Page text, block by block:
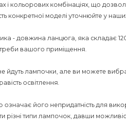
і кольорових комбінаціях, що
конкретної моделі уточнюйте у
- довжина ланцюга, яка складає
вашого приміщення.
йдуть лампочки, але ви можете
освітлення.
означає його непридатність для
різні типи лампочок, давши